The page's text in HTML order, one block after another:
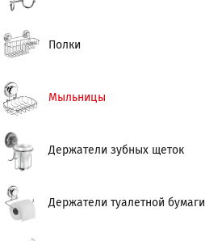
Полки
Мыльницы
Держатели зубных щеток
Держатели туалетной бумаги